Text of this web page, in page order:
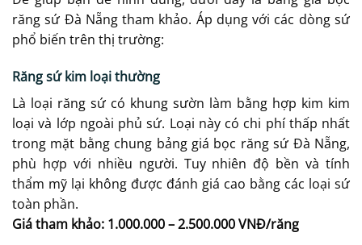
răng sứ Đà Nẵng tham khảo. Áp dụng với các dòng sứ
phổ biến trên thị trường:
Răng sứ kim loại thường
Là loại răng sứ có khung sườn làm bằng hợp kim kim
loại và lớp ngoài phủ sứ. Loại này có chi phí thấp nhất
trong mặt bằng chung bảng giá bọc răng sứ Đà Nẵng,
phù hợp với nhiều người. Tuy nhiên độ bền và tính
thẩm mỹ lại không được đánh giá cao bằng các loại sứ
toàn phần.
Giá tham khảo: 1.000.000 – 2.500.000 VNĐ/răng